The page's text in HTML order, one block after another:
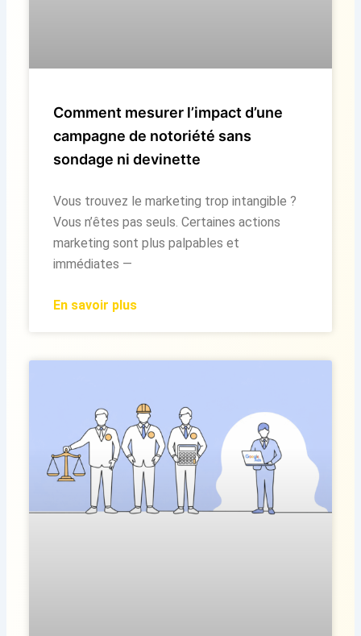
Comment mesurer l’impact d’une
campagne de notoriété sans
sondage ni devinette
Vous trouvez le marketing trop intangible ?
Vous n’êtes pas seuls. Certaines actions
marketing sont plus palpables et
immédiates —
En savoir plus